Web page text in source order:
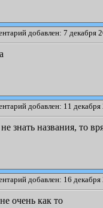
добавлен: 7 декабря
добавлен: 11
знать названия, то
добавлен: 16
очень как то